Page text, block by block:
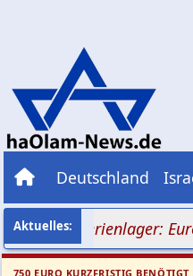
Deutschland
Ferienlager: Europa
750 EURO KURZFRISTIG BENÖTIGT